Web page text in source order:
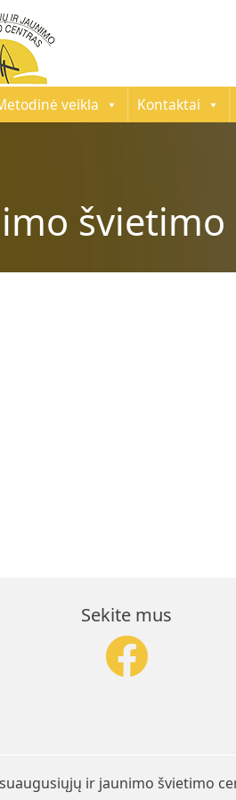
veikla Kontaktai
švietimo
Sekite mus
ir jaunimo švietimo